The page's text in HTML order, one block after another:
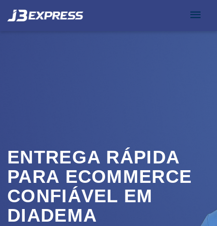
ENTREGA RÁPIDA
PARA ECOMMERCE
CONFIÁVEL EM
DIADEMA